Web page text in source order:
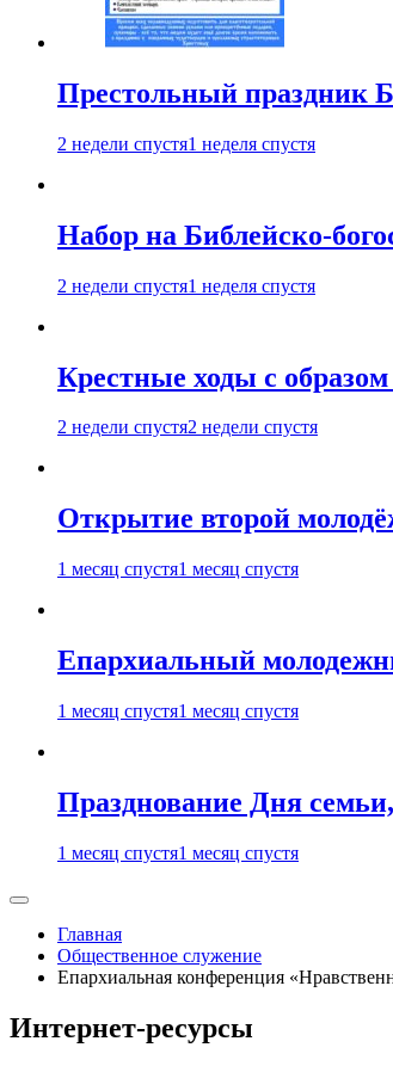
Престольный праздник
2 недели спустя1 неделя спустя
Набор на Библейско-
2 недели спустя1 неделя спустя
Крестные ходы с
2 недели спустя2 недели спустя
Открытие второй
1 месяц спустя1 месяц спустя
Епархиальный
1 месяц спустя1 месяц спустя
Празднование Дня
1 месяц спустя1 месяц спустя
Главная
Общественное служение
Епархиальная конференция
Интернет-ресурсы